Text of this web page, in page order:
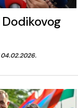
04.02.2026.